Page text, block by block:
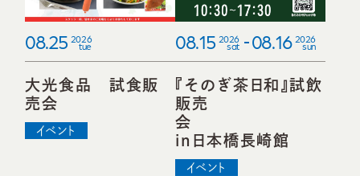
08.25 2026
tue
大光食品 試食販
売会
イベント
08.15 2026
sat 08.16 2026
sun
『そのぎ茶日和』試飲
販売
in日本橋長崎館
イベント